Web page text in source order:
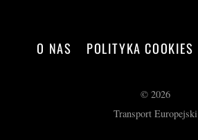
O NAS POLITYKA COOKIES
© 2026
Transport Europejski